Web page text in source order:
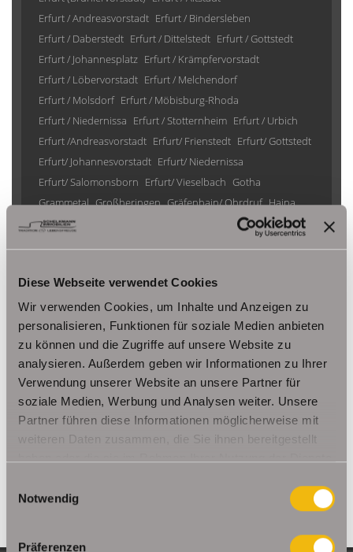
Diese Webseite verwendet Cookies
Wir verwenden Cookies, um Inhalte und Anzeigen zu
personalisieren, Funktionen für soziale Medien anbieten
zu können und die Zugriffe auf unsere Website zu
analysieren. Außerdem geben wir Informationen zu Ihrer
Verwendung unserer Website an unsere Partner für
soziale Medien, Werbung und Analysen weiter. Unsere
Partner führen diese Informationen möglicherweise mit
weiteren Daten zusammen, die Sie ihnen bereitgestellt
Notwendig
Präferenzen
Erfurt / Andreasvorstadt Erfurt / Bindersleben
Erfurt / Daberstedt Erfurt / Dittelstedt Erfurt / Gottstedt
Erfurt / Johannesplatz Erfurt / Krämpfervorstadt
Erfurt / Löbervorstadt Erfurt / Melchendorf
Erfurt / Molsdorf Erfurt / Möbisburg-Rhoda
Erfurt / Niedernissa Erfurt / Stotternheim Erfurt / Urbich
Erfurt /Andreasvorstadt Erfurt/ Frienstedt Erfurt/ Gottstedt
Erfurt/ Johannesvorstadt Erfurt/ Niedernissa
Erfurt/ Salomonsborn Erfurt/ Vieselbach Gotha
Grammetal Großheringen Gräfenhain/ Ohrdruf Haina
Herbsleben
Ohrdruf Riethnordhausen Ruhla
Saalfeld/Saale / Remschütz Steinbach-Hallenberg/ Viernau
Tonna / Gräfentonna Udestedt
Unstrut- Hainich /Großengottern
Weimar / Legefeld
Immo Am Ettersberg Haus Am Ettersberg Häuser Am Ettersberg
kaufen Am Ettersberg Immobilie Am Ettersberg Immobilien Am
Ettersberg
Hauskauf Am Ettersberg
Immobilienkauf Am